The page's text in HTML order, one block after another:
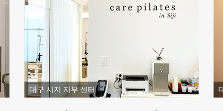
대구 시지 지부 센터